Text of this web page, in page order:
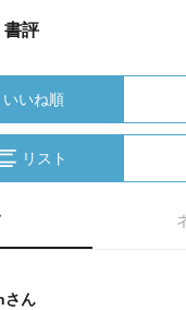
書評
いいね順
リスト
ん